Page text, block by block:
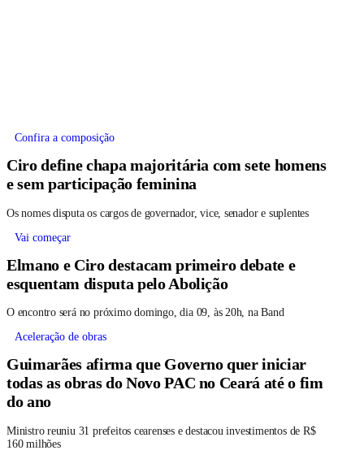
Confira a composição
Ciro define chapa majoritária com sete homens
e sem participação feminina
Os nomes disputa os cargos de governador, vice, senador e suplentes
Vai começar
Elmano e Ciro destacam primeiro debate e
esquentam disputa pelo Abolição
O encontro será no próximo domingo, dia 09, às 20h, na Band
Aceleração de obras
Guimarães afirma que Governo quer iniciar
todas as obras do Novo PAC no Ceará até o fim
do ano
Ministro reuniu 31 prefeitos cearenses e destacou investimentos de R$
160 milhões